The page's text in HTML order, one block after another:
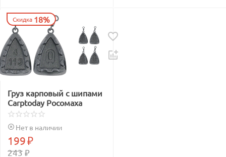
Скидка 18%
Груз карповый с шипами
Carptoday Росомаха
Нет в наличии
243₽
199₽